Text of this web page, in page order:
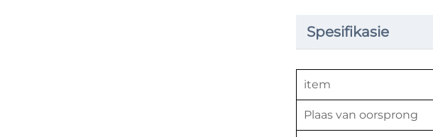
Spesifikasie
item
Plaas van oorsprong